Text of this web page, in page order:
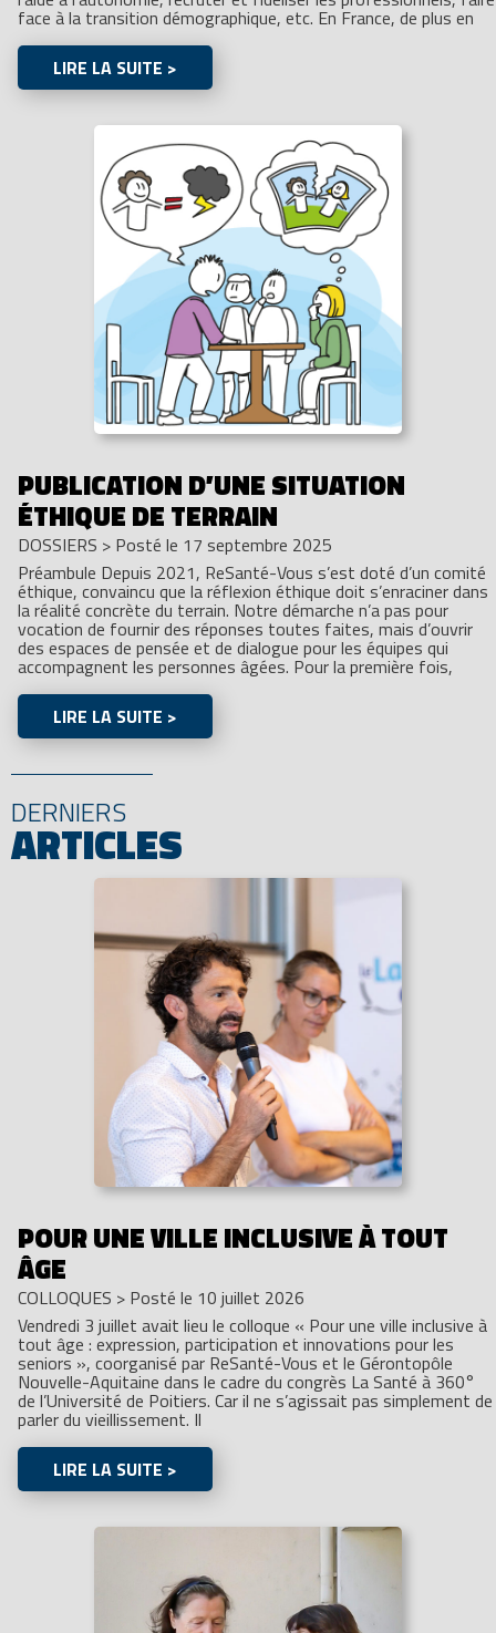
face à la transition démographique, etc. En France, de plus en
LIRE LA SUITE >
PUBLICATION D’UNE SITUATION
ÉTHIQUE DE TERRAIN
DOSSIERS > Posté le 17 septembre 2025
Préambule Depuis 2021, ReSanté-Vous s’est doté d’un comité
éthique, convaincu que la réflexion éthique doit s’enraciner dans
la réalité concrète du terrain. Notre démarche n’a pas pour
vocation de fournir des réponses toutes faites, mais d’ouvrir
des espaces de pensée et de dialogue pour les équipes qui
accompagnent les personnes âgées. Pour la première fois,
LIRE LA SUITE >
DERNIERS
ARTICLES
POUR UNE VILLE INCLUSIVE À TOUT
ÂGE
COLLOQUES > Posté le 10 juillet 2026
Vendredi 3 juillet avait lieu le colloque « Pour une ville inclusive à
tout âge : expression, participation et innovations pour les
seniors », coorganisé par ReSanté-Vous et le Gérontopôle
Nouvelle-Aquitaine dans le cadre du congrès La Santé à 360°
de l’Université de Poitiers. Car il ne s’agissait pas simplement de
parler du vieillissement. Il
LIRE LA SUITE >